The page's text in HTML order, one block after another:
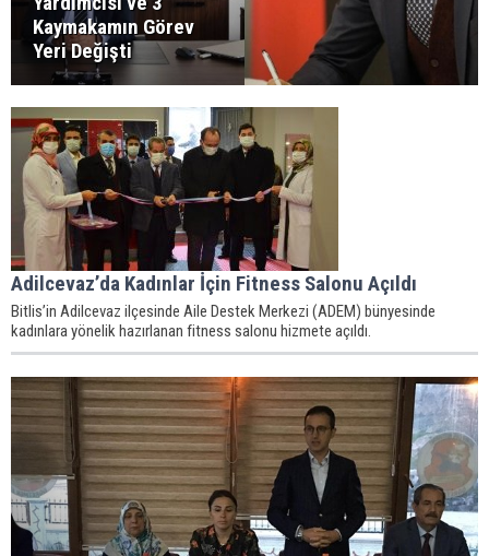
Kaymakamın Görev
Yeri Değişti
Adilcevaz’da Kadınlar İçin Fitness Salonu Açıldı
Bitlis’in Adilcevaz ilçesinde Aile Destek Merkezi (ADEM) bünyesinde
kadınlara yönelik hazırlanan fitness salonu hizmete açıldı.